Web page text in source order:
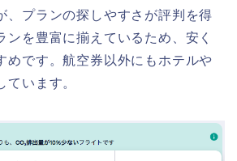
、プランの探しやすさが評判を得
ンを豊富に揃えているため、安く
めです。航空券以外にもホテルや
ています。